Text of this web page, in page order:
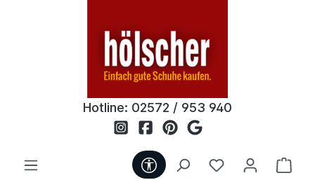
Hotline: 02572 / 953 940
Werkzeugleiste anzeigen
Du hast 0